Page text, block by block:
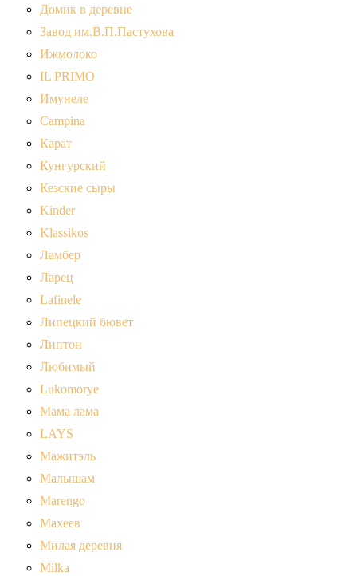
Домик в деревне
Завод им.В.П.Пастухова
Ижмолоко
IL PRIMO
Имунеле
Campina
Карат
Кунгурский
Кезские сыры
Kinder
Klassikos
Ламбер
Ларец
Lafinele
Липецкий бювет
Липтон
Любимый
Lukomorye
Мама лама
LAYS
Мажитэль
Малышам
Marengo
Махеев
Милая деревня
Milka